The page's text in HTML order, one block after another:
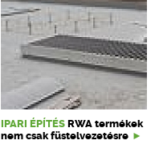
IPARI ÉPÍTÉS RWA termékek
nem csak füstelvezetésre